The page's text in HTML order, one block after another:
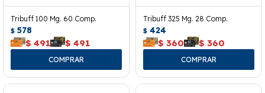
Tribuff 100 Mg. 60 Comp.
$ 578
$ 491 $ 491
Tribuff 325 Mg. 28 Comp.
$ 424
$ 360 $ 360